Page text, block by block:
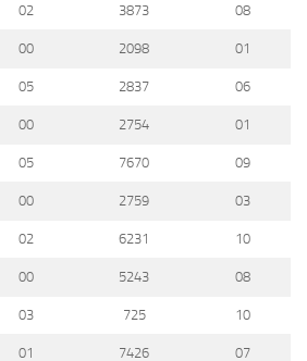
02 3873 08
00 2098 01
05 2837 06
00 2754 01
05 7670 09
00 2759 03
02 6231 10
00 5243 08
03 725 10
01 7426 07